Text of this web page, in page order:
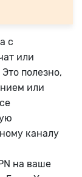
с
или
полезно,
или
каналу
на ваше